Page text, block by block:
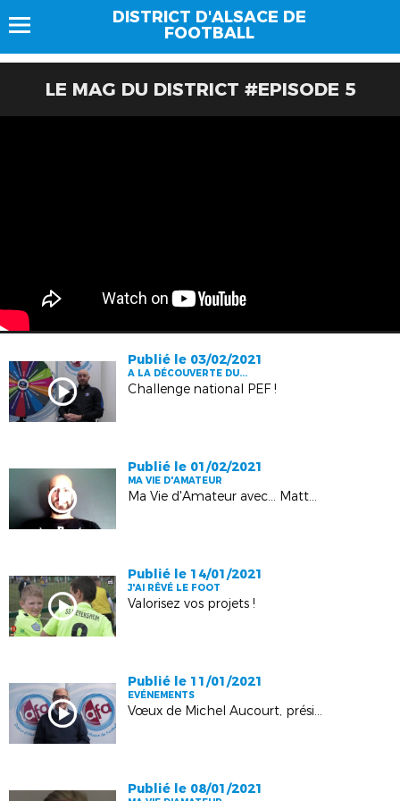
DISTRICT D'ALSACE DE
FOOTBALL
LE MAG DU DISTRICT #EPISODE 5
Publié le 03/02/2021
A LA DÉCOUVERTE DU...
Challenge national PEF !
Publié le 01/02/2021
MA VIE D'AMATEUR
Ma Vie d'Amateur avec... Matthieu Dreyer
Publié le 14/01/2021
J'AI RÊVÉ LE FOOT
Valorisez vos projets !
Publié le 11/01/2021
EVÉNEMENTS
Vœux de Michel Aucourt, président du District d'Alsace
Publié le 08/01/2021